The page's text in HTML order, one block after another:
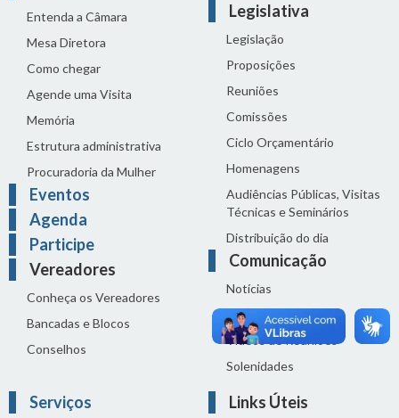
Entenda a Câmara
Mesa Diretora
Como chegar
Agende uma Visita
Memória
Estrutura administrativa
Procuradoria da Mulher
Eventos
Agenda
Participe
Vereadores
Conheça os Vereadores
Bancadas e Blocos
Conselhos
Legislativa
Legislação
Proposições
Reuniões
Comissões
Ciclo Orçamentário
Homenagens
Audiências Públicas, Visitas
Técnicas e Seminários
Distribuição do dia
Comunicação
Notícias
Sala de Imprensa
Vídeos de Reuniões
Solenidades
Serviços Links Úteis